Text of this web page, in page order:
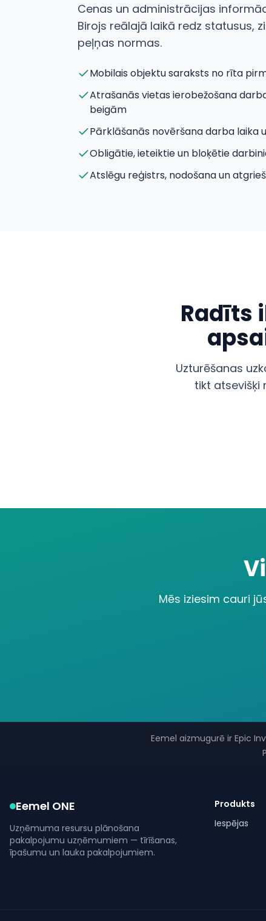
Cenas un administrācijas
Birojs reālajā laikā redz statusus,
peļņas normas.
Mobilais objektu saraksts no rīta
Atrašanās vietas ierobežošana
beigām
Pārklāšanās novēršana darba laika
Obligātie, ieteiktie un bloķētie
Atslēgu reģistrs, nodošana un
Radīts
Uzturēšanas
tikt atsevišķi
Mēs iziesim cauri
Eemel aizmugurē ir Epic
Eemel ONE
Uzņēmuma resursu plānošana
pakalpojumu uzņēmumiem — tīrīšanas,
īpašumu un lauka pakalpojumiem.
Produkts
Iespējas